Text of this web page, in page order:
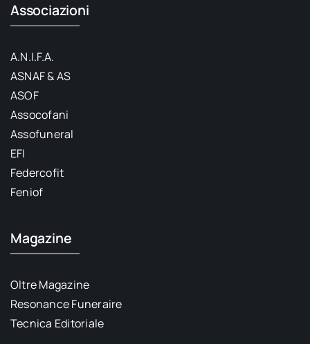
Associazioni
A.N.I.F.A.
ASNAF & AS
ASOF
Assocofani
Assofuneral
EFI
Federcofit
Feniof
Magazine
Oltre Magazine
Resonance Funeraire
Tecnica Editoriale